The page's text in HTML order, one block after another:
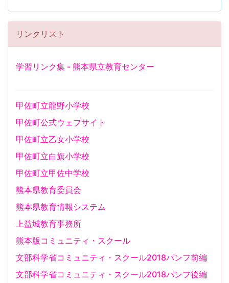
リンクリスト
学習リンク集 - 熊本県立教育センター
甲佐町立龍野小学校
甲佐町公式ウェブサイト
甲佐町立乙女小学校
甲佐町立白旗小学校
甲佐町立甲佐中学校
熊本県教育委員会
熊本県教育情報システム
上益城教育事務所
熊本版コミュニティ・スクール
文部科学省コミュニティ・スクール2018パンフ前編
文部科学省コミュニティ・スクール2018パンフ後編